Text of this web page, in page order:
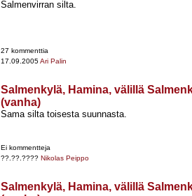
Salmenvirran silta.
27 kommenttia
17.09.2005Ari Palin
Salmenkylä, Hamina, välillä
(vanha)
Sama silta toisesta suunnasta.
Ei kommentteja
??.??.???? Nikolas Peippo
Salmenkylä, Hamina, välillä